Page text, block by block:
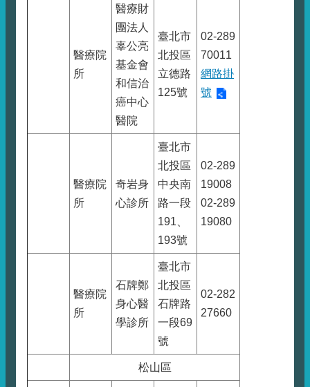
醫療院
所
醫療財
團法人
辜公亮
基金會
和信治
癌中心
醫院
臺北市
北投區
立德路
125號
02-289
70011
網路掛
號
醫療院
所
奇岩身
心診所
臺北市
北投區
中央南
路一段
191、
193號
02-289
19008
02-289
19080
醫療院
所
石牌鄭
身心醫
學診所
臺北市
北投區
石牌路
一段69
號
02-282
27660
松山區